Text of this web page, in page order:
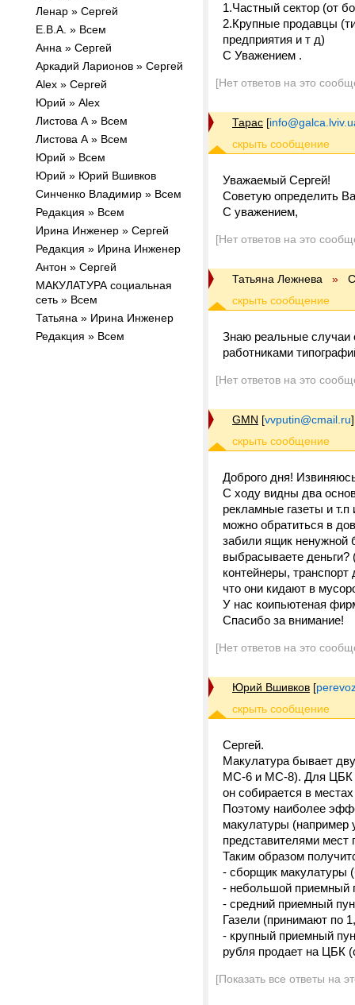
Ленар » Cергей
Е.В.А. » Всем
Анна » Cергей
Аркадий Ларионов » Cергей
Alex » Cергей
Юрий » Alex
Листова А » Всем
Листова А » Всем
Юрий » Всем
Юрий » Юрий Вшивков
Синченко Владимир » Всем
Редакция » Всем
Ирина Инженер » Cергей
Редакция » Ирина Инженер
Антон » Cергей
МАКУЛАТУРА социальная
сеть » Всем
Татьяна » Ирина Инженер
Редакция » Всем
1.Частный сектор (от
2.Крупные продавцы
предприятия и т д)
С Уважением .
[Нет ответов на это
Тарас [
Уважаемый Сергей!
Советую определить
С уважением,
[Нет ответов на это
Татьяна Лежнева »
Знаю реальные случаи
работниками
[Нет ответов на это
GMN [vvputin@cmail.ru]
Доброго дня!
С ходу видны два
рекламные газеты и
можно обратиться в
забили ящик ненужной
выбрасываете
контейнеры,
что они кидают в
У нас коипьютеная
Спасибо за внимание!
[Нет ответов на это
Юрий Вшивков [
Сергей.
Макулатура бывает
МС-6 и МС-8). Для ЦБК
он собирается в
Поэтому наиболее
макулатуры (например
представителями мест
Таким образом
- сборщик макулатуры
- небольшой приемный
- средний приемный
Газели (принимают по
- крупный приемный
рубля продает на ЦБК
[Показать все ответы на